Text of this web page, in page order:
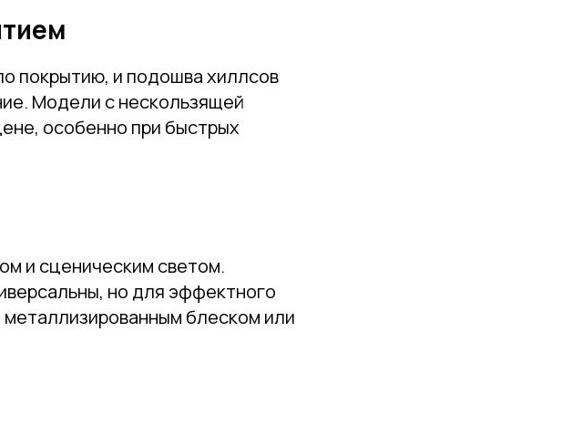
покрытию, и подошва хиллсов
Модели с нескользящей
особенно при быстрых
и сценическим светом.
но для эффектного
блеском или